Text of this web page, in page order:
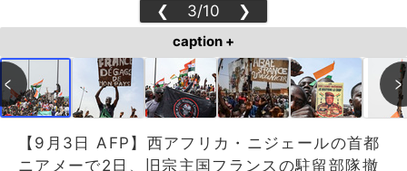
❮ 3/10 ❯
caption +
【9月3日 AFP】西アフリカ・ニジェールの首都
ニアメーで2日、旧宗主国フランスの駐留部隊撤